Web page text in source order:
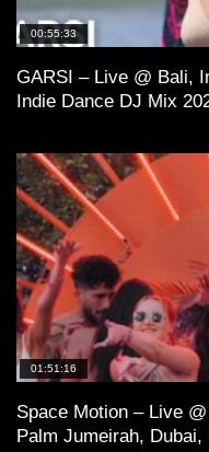
00:55:33
GARSI – Live @ Bali,
Indie Dance DJ Mix
01:51:16
Space Motion – Live
Palm Jumeirah,